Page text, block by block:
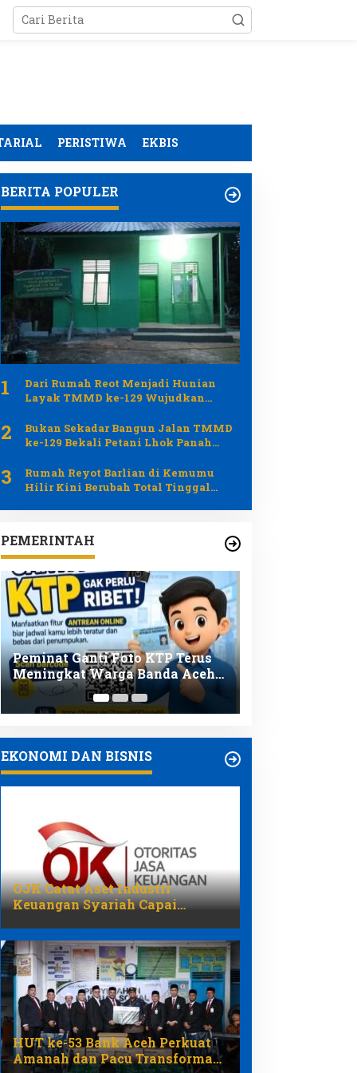
PERISTIWA EKBIS
BERITA POPULER
1
Dari Rumah Reot Menjadi Hunian
Layak TMMD ke-129 Wujudkan
2
Bukan Sekadar Bangun Jalan TMMD
ke-129 Bekali Petani Lhok Panah
3
Rumah Reyot Barlian di Kemumu
Hilir Kini Berubah Total Tinggal
PEMERINTAH
Pemerintah Aceh Kelola Rp9,7
Miliar dari Total Dana
Kementan Rp2,5 Triliun untuk
Pemulihan Bencana
EKONOMI DAN BISNIS
OJK Catat Aset Industri
Keuangan Syariah Capai
HUT ke-53 Bank Aceh Perkuat
Amanah dan Pacu Transformasi